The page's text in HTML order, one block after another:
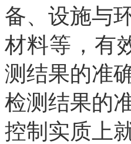
备、设施与
材料等，有
测结果的准
检测结果的
控制实质上